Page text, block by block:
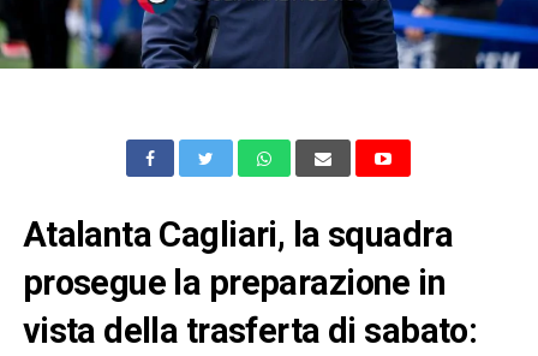
Atalanta Cagliari, la squadra
prosegue la preparazione in
vista della trasferta di sabato: